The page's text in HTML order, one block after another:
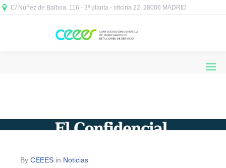
C/ Núñez de Balboa, 116 - 3ª planta - oficina 22, 28006 MADRID
By CEEES in Noticias